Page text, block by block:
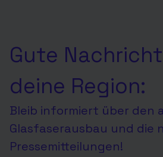
Gute
deine Region:
Bleib informiert über den
Glasfaserausbau und die
Pressemitteilungen!